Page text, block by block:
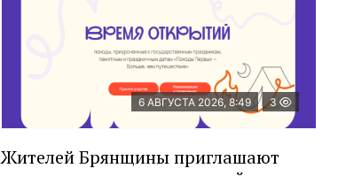
6 АВГУСТА 2026, 8:49 3
Жителей Брянщины приглашают